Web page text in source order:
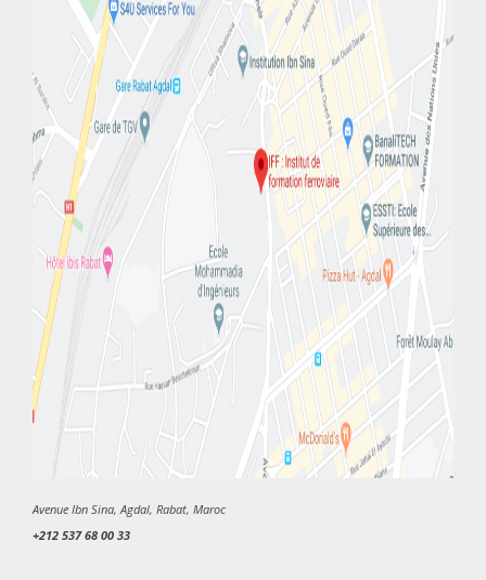
Avenue Ibn Sina, Agdal, Rabat, Maroc
+212 537 68 00 33